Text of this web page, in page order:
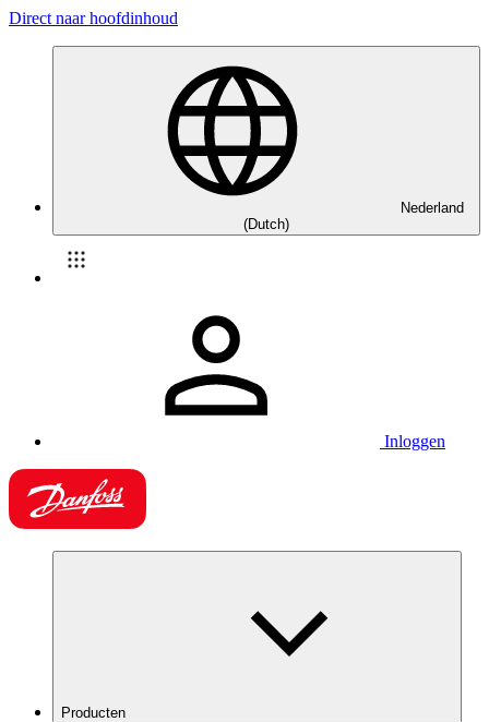
Direct naar hoofdinhoud
Nederland
(Dutch)
Inloggen
Producten